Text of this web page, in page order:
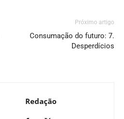
Próximo artigo
Consumação do futuro: 7.
Desperdícios
Redação